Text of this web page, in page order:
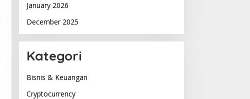
January 2026
December 2025
Kategori
Bisnis & Keuangan
Cryptocurrency